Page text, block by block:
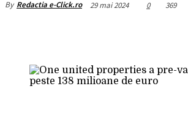
By Redactia e-Click.ro 29 mai 2024 0 369